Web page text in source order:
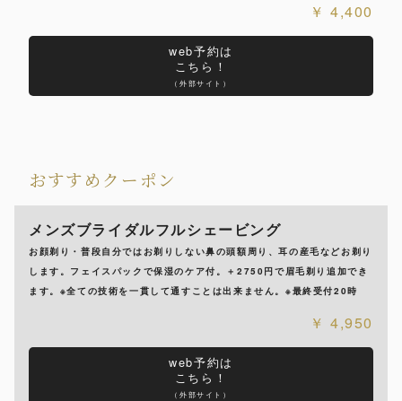
4,400
web予約は
こちら！
（外部サイト）
おすすめクーポン
メンズブライダルフルシェービング
お顔剃り・普段自分ではお剃りしない鼻の頭額周り、耳の産毛などお剃り
します。フェイスパックで保湿のケア付。＋2750円で眉毛剃り追加でき
ます。※全ての技術を一貫して通すことは出来ません。※最終受付20時
4,950
web予約は
こちら！
（外部サイト）